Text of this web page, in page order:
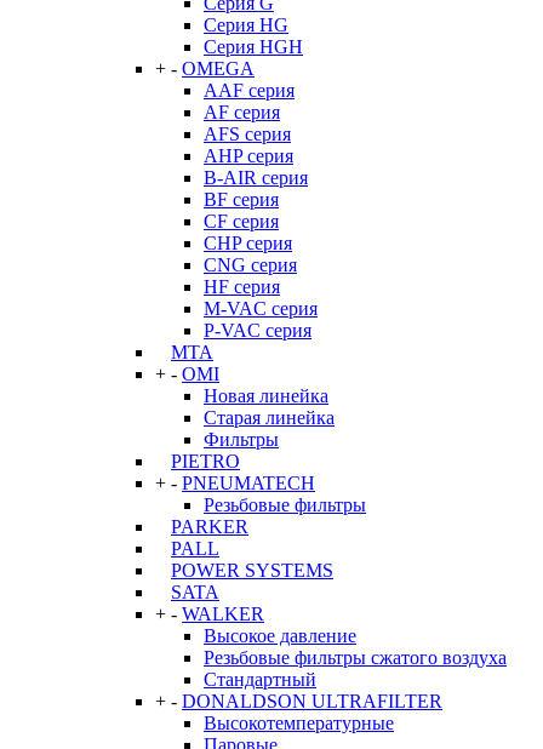
Серия HG
Серия HGH
+ - OMEGA
AAF серия
AF серия
AFS серия
AHP серия
B-AIR серия
BF серия
CF серия
CHP серия
CNG серия
HF серия
M-VAC серия
P-VAC серия
MTA
+ - OMI
Новая линейка
Старая линейка
Фильтры
PIETRO
+ - PNEUMATECH
Резьбовые фильтры
PARKER
PALL
POWER SYSTEMS
SATA
+ - WALKER
Высокое давление
Резьбовые фильтры сжатого воздуха
Стандартный
+ - DONALDSON ULTRAFILTER
Высокотемпературные
Паровые